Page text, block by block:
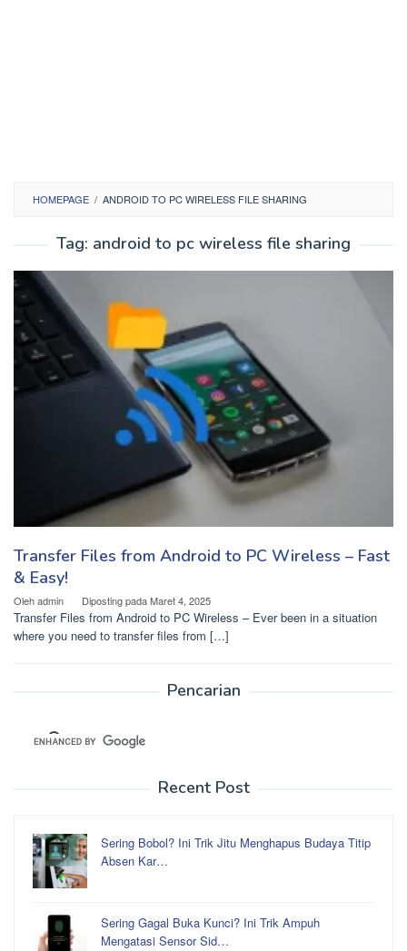
HOMEPAGE / ANDROID TO PC WIRELESS FILE SHARING
Tag: android to pc wireless file sharing
Transfer Files from Android to PC Wireless – Fast
& Easy!
Olehadmin Diposting padaMaret 4, 2025
Transfer Files from Android to PC Wireless – Ever been in a situation
where you need to transfer files from […]
Pencarian
Recent Post
Sering Bobol? Ini Trik Jitu Menghapus Budaya Titip
Absen Kar…
Sering Gagal Buka Kunci? Ini Trik Ampuh
Mengatasi Sensor Sid…